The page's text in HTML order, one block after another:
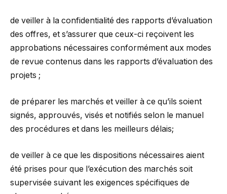
de veiller à la confidentialité des rapports d’évaluation
des offres, et s’assurer que ceux-ci reçoivent les
approbations nécessaires conformément aux modes
de revue contenus dans les rapports d’évaluation des
projets ;
de préparer les marchés et veiller à ce qu’ils soient
signés, approuvés, visés et notifiés selon le manuel
des procédures et dans les meilleurs délais;
de veiller à ce que les dispositions nécessaires aient
été prises pour que l’exécution des marchés soit
supervisée suivant les exigences spécifiques de